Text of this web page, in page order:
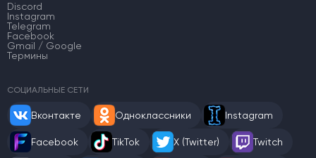
Discord
Instagram
Telegram
Facebook
Gmail / Google
Термины
СОЦИАЛЬНЫЕ СЕТИ
Вконтакте Одноклассники Instagram
Facebook TikTok X (Twitter) Twitch